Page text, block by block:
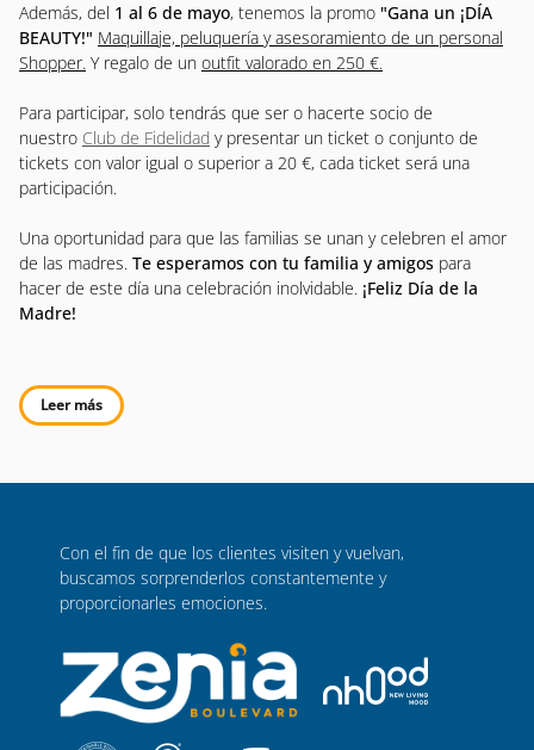
Además, del 1 al 6 de mayo, tenemos la promo "Gana un ¡DÍA
BEAUTY!" Maquillaje, peluquería y asesoramiento de un personal
Shopper. Y regalo de un outfit valorado en 250 €.
Para participar, solo tendrás que ser o hacerte socio de
nuestro Club de Fidelidad y presentar un ticket o conjunto de
tickets con valor igual o superior a 20 €, cada ticket será una
participación.
Una oportunidad para que las familias se unan y celebren el amor
de las madres. Te esperamos con tu familia y amigos para
hacer de este día una celebración inolvidable. ¡Feliz Día de la
Madre!
Leer más
Con el fin de que los clientes visiten y vuelvan,
buscamos sorprenderlos constantemente y
proporcionarles emociones.